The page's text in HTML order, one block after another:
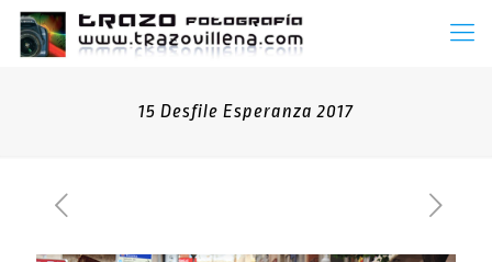
15 Desfile Esperanza 2017